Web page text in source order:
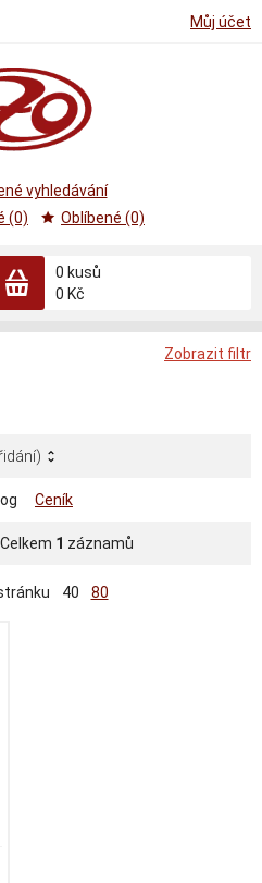
Můj účet
0 kusů
0 Kč
vyhledávání
(0)
Oblíbené (0)
Zobrazit filtr
Ceník
1 záznamů
40 80